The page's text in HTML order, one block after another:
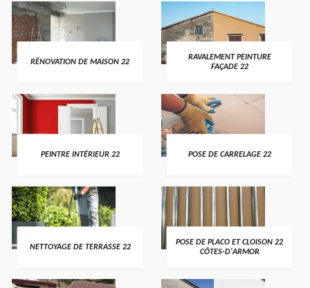
RÉNOVATION DE MAISON 22
RAVALEMENT PEINTURE
FAÇADE 22
PEINTRE INTÉRIEUR 22 POSE DE CARRELAGE 22
NETTOYAGE DE TERRASSE 22
POSE DE PLACO ET CLOISON 22
CÔTES-D'ARMOR